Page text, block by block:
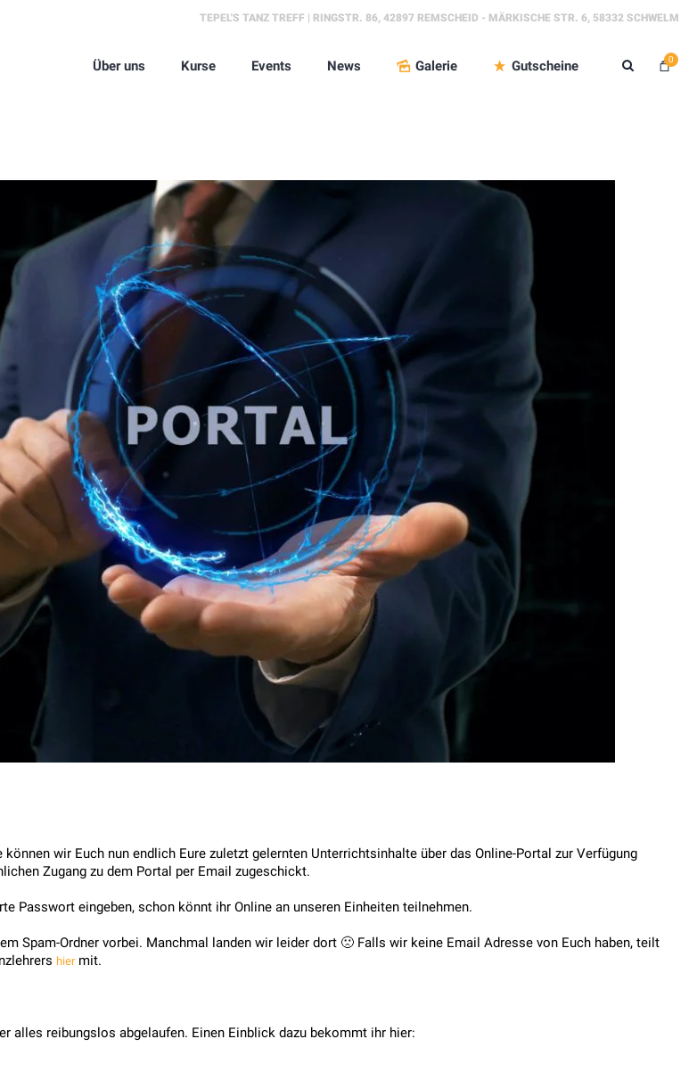
TEPEL'S TANZ TREFF | RINGSTR. 86, 42897 REMSCHEID - MÄRKISCHE STR. 6, 58332 SCHWELM
0
Über uns Kurse Events News Galerie Gutscheine
wir Euch nun endlich Eure zuletzt gelernten Unterrichtsinhalte über das Online-Portal zur Verfügung
Zugang zu dem Portal per Email zugeschickt.
Passwort eingeben, schon könnt ihr Online an unseren Einheiten teilnehmen.
Spam-Ordner vorbei. Manchmal landen wir leider dort 🙁 Falls wir keine Email Adresse von Euch haben, teilt
hiermit.
alles reibungslos abgelaufen. Einen Einblick dazu bekommt ihr hier: